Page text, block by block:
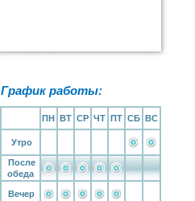
График работы:
ПН ВТ СР ЧТ ПТ СБ ВС
Утро
После
обеда
Вечер